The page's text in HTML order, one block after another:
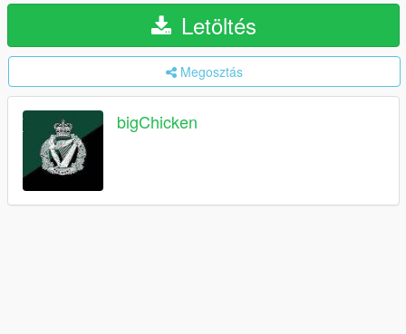
Letöltés
Megosztás
bigChicken